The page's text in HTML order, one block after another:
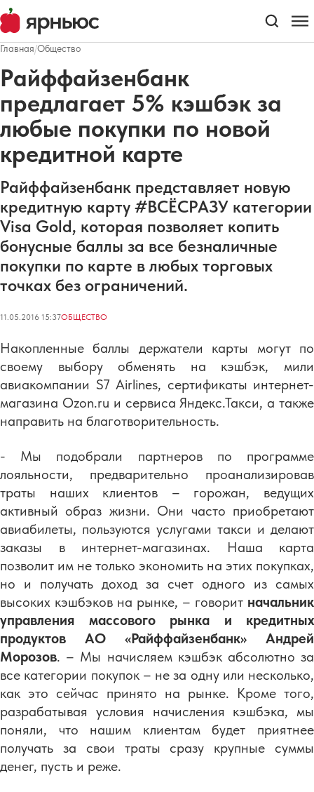
Главная/Общество
Райффайзенбанк
предлагает 5% кэшбэк за
любые покупки по новой
кредитной карте
Райффайзенбанк представляет новую
кредитную карту #ВСЁСРАЗУ категории
Visa Gold, которая позволяет копить
бонусные баллы за все безналичные
покупки по карте в любых торговых
точках без ограничений.
11.05.2016 15:37ОБЩЕСТВО
Накопленные баллы держатели карты могут по
своему выбору обменять на кэшбэк, мили
авиакомпании S7 Airlines, сертификаты интернет-
магазина Ozon.ru и сервиса Яндекс.Такси, а также
направить на благотворительность.
- Мы подобрали партнеров по программе
лояльности, предварительно проанализировав
траты наших клиентов – горожан, ведущих
активный образ жизни. Они часто приобретают
авиабилеты, пользуются услугами такси и делают
заказы в интернет-магазинах. Наша карта
позволит им не только экономить на этих покупках,
но и получать доход за счет одного из самых
высоких кэшбэков на рынке, – говорит начальник
управления массового рынка и кредитных
продуктов АО «Райффайзенбанк» Андрей
Морозов. – Мы начисляем кэшбэк абсолютно за
все категории покупок – не за одну или несколько,
как это сейчас принято на рынке. Кроме того,
разрабатывая условия начисления кэшбэка, мы
поняли, что нашим клиентам будет приятнее
получать за свои траты сразу крупные суммы
денег, пусть и реже.